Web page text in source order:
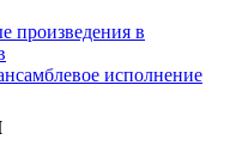
произведения в
исполнение